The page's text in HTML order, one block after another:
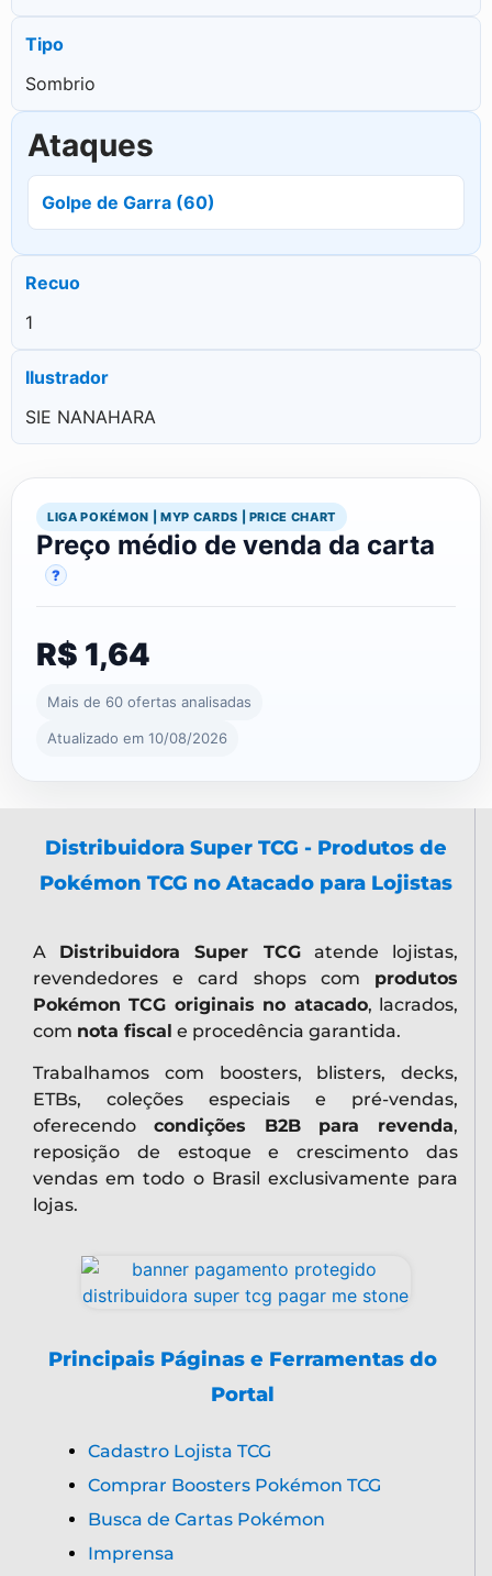
Tipo
Sombrio
Ataques
Golpe de Garra (60)
Recuo
1
Ilustrador
SIE NANAHARA
LIGA POKÉMON | MYP CARDS | PRICE CHART
Preço médio de venda da carta
?
R$ 1,64
Mais de 60 ofertas analisadas
Atualizado em 10/08/2026
Distribuidora Super TCG - Produtos de
Pokémon TCG no Atacado para Lojistas
A Distribuidora Super TCGatende lojistas,
revendedores e card shops com produtos
Pokémon TCG originais no atacado, lacrados,
com nota fiscal e procedência garantida.
Trabalhamos com boosters, blisters, decks,
ETBs, coleções especiais e pré-vendas,
oferecendo condições B2B para revenda,
reposição de estoque e crescimento das
vendas em todo o Brasil exclusivamente para
lojas.
Principais Páginas e Ferramentas do
Portal
Cadastro Lojista TCG
Comprar Boosters Pokémon TCG
Busca de Cartas Pokémon
Imprensa